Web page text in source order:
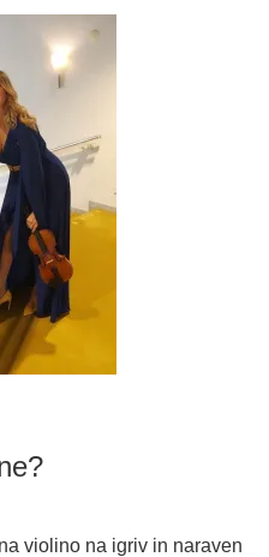
violino na igriv in naraven